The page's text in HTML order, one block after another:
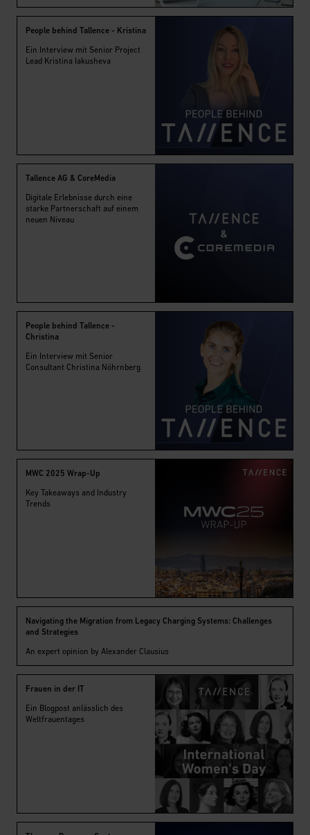
People behind Tallence - Kristina
Ein Interview mit Senior Project
Lead Kristina Iakusheva
Tallence AG & CoreMedia
Digitale Erlebnisse durch eine
starke Partnerschaft auf einem
neuen Niveau
People behind Tallence -
Christina
Ein Interview mit Senior
Consultant Christina Nöhrnberg
MWC 2025 Wrap-Up
Key Takeaways and Industry
Trends
Navigating the Migration from Legacy Charging Systems: Challenges
and Strategies
An expert opinion by Alexander Clausius
Frauen in der IT
Ein Blogpost anlässlich des
Weltfrauentages